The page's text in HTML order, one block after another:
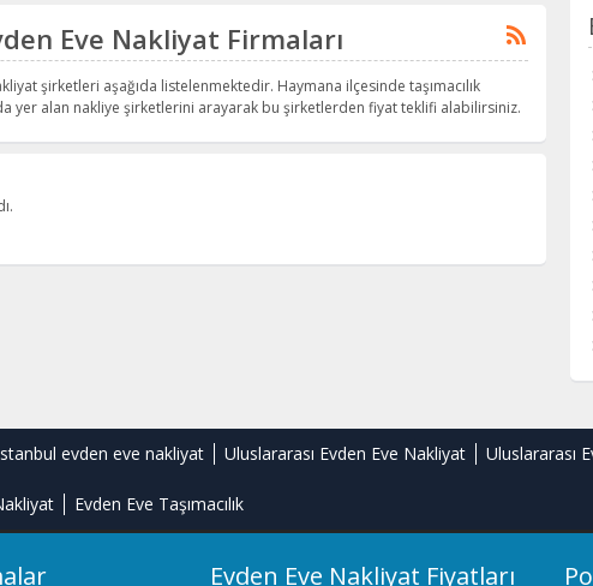
Eve Nakliyat Firmaları
şirketleri aşağıda listelenmektedir. Haymana ilçesinde taşımacılık
yer alan nakliye şirketlerini arayarak bu şirketlerden fiyat teklifi alabilirsiniz.
evden eve nakliyat Uluslararası Evden Eve Nakliyat Uluslararası
Evden Eve Taşımacılık
Evden Eve Nakliyat Fiyatları